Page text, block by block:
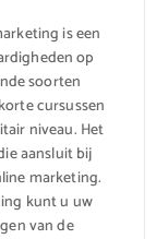
is een
op
soorten
cursussen
niveau. Het
aansluit bij
marketing.
kunt u uw
van de